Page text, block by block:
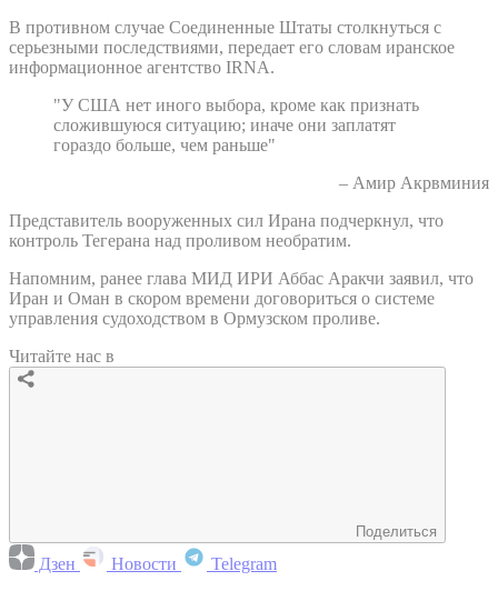
В противном случае Соединенные Штаты столкнуться с
серьезными последствиями, передает его словам иранское
информационное агентство IRNA.
"У США нет иного выбора, кроме как признать
сложившуюся ситуацию; иначе они заплатят
гораздо больше, чем раньше"
– Амир Акрвминия
Представитель вооруженных сил Ирана подчеркнул, что
контроль Тегерана над проливом необратим.
Напомним, ранее глава МИД ИРИ Аббас Аракчи заявил, что
Иран и Оман в скором времени договориться о системе
управления судоходством в Ормузском проливе.
Читайте нас в
Поделиться
Дзен Новости Telegram